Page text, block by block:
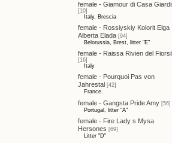
female - Giamour di Casa
[10]
Italy, Brescia
female - Rossiyskiy Kolorit Elga
Alberta Elada [94]
Belorussia, Brest, litter "E"
female - Raissa Rivien del
[16]
Italy
female - Pourquoi Pas von
Jahrestal [42]
France.
female - Gangsta Pride Amy [56]
Portugal, litter "A"
female - Fire Lady s Mysa
Hersones [69]
Litter "D"